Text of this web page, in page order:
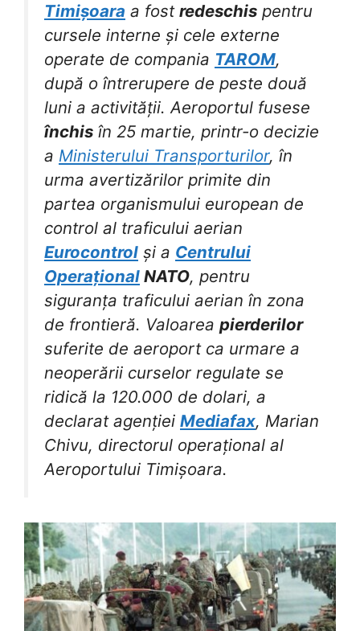
Timișoara a fost redeschis pentru
cursele interne și cele externe
operate de compania TAROM,
după o întrerupere de peste două
luni a activității. Aeroportul fusese
închis în 25 martie, printr-o decizie
a Ministerului Transporturilor, în
urma avertizărilor primite din
partea organismului european de
control al traficului aerian
Eurocontrol și a Centrului
Operațional NATO, pentru
siguranța traficului aerian în zona
de frontieră. Valoarea pierderilor
suferite de aeroport ca urmare a
neoperării curselor regulate se
ridică la 120.000 de dolari, a
declarat agenției Mediafax, Marian
Chivu, directorul operațional al
Aeroportului Timișoara.